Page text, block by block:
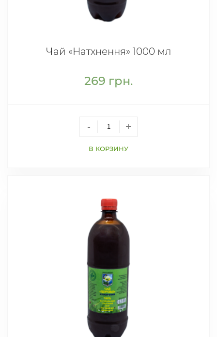
Чай «Натхнення» 1000 мл
269 грн.
- +
В КОРЗИНУ